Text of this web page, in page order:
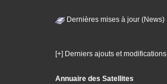
Dernières mises à jour (News)
[+] Derniers ajouts et modifications
Annuaire des Satellites